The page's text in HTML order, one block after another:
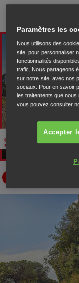
Paramètres les
Nous utilisons des
site, pour personnaliser
fonctionnalités
trafic. Nous partageons
sur notre site, avec nos
sociaux. Pour en savoir
les traitements que nous
vous pouvez consulter
Accepter